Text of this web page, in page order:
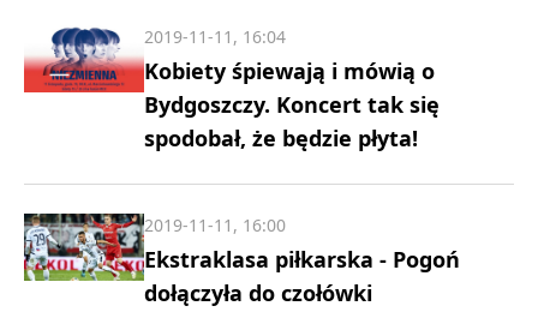
Kobiety śpiewają i mówią o
Bydgoszczy. Koncert tak się
spodobał, że będzie płyta!
2019-11-11, 16:04
Ekstraklasa piłkarska - Pogoń
dołączyła do czołówki
2019-11-11, 16:00